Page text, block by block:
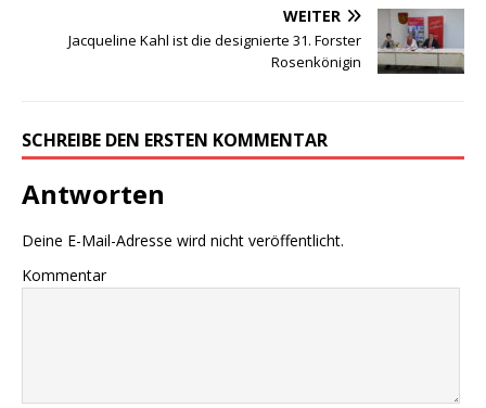
WEITER
Jacqueline Kahl ist die designierte 31. Forster
Rosenkönigin
SCHREIBE DEN ERSTEN KOMMENTAR
Antworten
Deine E-Mail-Adresse wird nicht veröffentlicht.
Kommentar